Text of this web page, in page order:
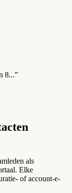
8...”
als
Elke
of account-e-